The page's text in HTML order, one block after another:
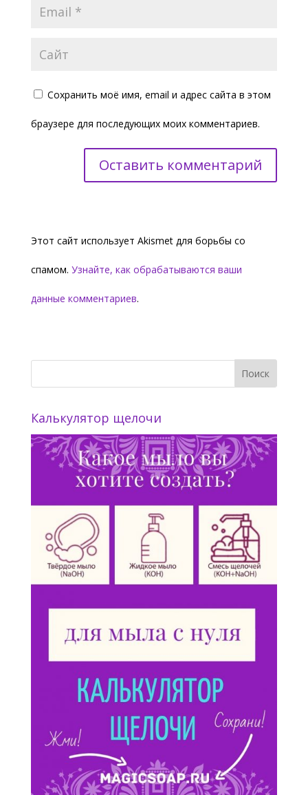
Сохранить моё имя, email и адрес сайта в этом
браузере для последующих моих комментариев.
Этот сайт использует Akismet для борьбы со
спамом. Узнайте, как обрабатываются ваши
данные комментариев.
Калькулятор щелочи